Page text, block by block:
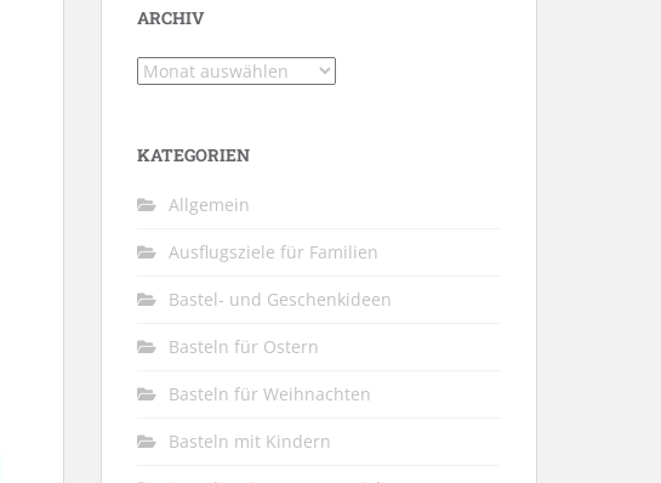
ARCHIV
Archiv
KATEGORIEN
Allgemein
Ausflugsziele für Familien
Bastel- und Geschenkideen
Basteln für Ostern
Basteln für Weihnachten
Basteln mit Kindern